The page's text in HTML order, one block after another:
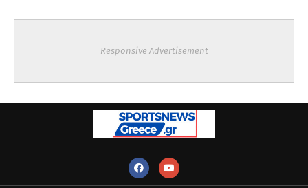
Responsive Advertisement